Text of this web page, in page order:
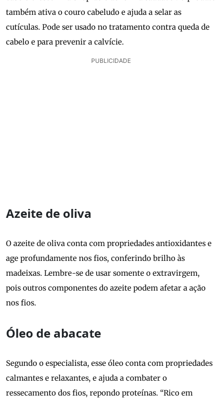
também ativa o couro cabeludo e ajuda a selar as
cutículas. Pode ser usado no tratamento contra queda de
cabelo e para prevenir a calvície.
PUBLICIDADE
Azeite de oliva
O azeite de oliva conta com propriedades antioxidantes e
age profundamente nos fios, conferindo brilho às
madeixas. Lembre-se de usar somente o extravirgem,
pois outros componentes do azeite podem afetar a ação
nos fios.
Óleo de abacate
Segundo o especialista, esse óleo conta com propriedades
calmantes e relaxantes, e ajuda a combater o
ressecamento dos fios, repondo proteínas. “Rico em